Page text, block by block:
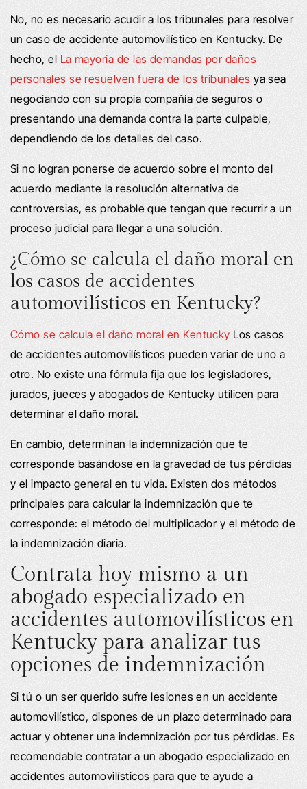
No, no es necesario acudir a los tribunales para resolver
un caso de accidente automovilístico en Kentucky. De
hecho, el La mayoría de las demandas por daños
personales se resuelven fuera de los tribunales ya sea
negociando con su propia compañía de seguros o
presentando una demanda contra la parte culpable,
dependiendo de los detalles del caso.
Si no logran ponerse de acuerdo sobre el monto del
acuerdo mediante la resolución alternativa de
controversias, es probable que tengan que recurrir a un
proceso judicial para llegar a una solución.
¿Cómo se calcula el daño moral en
los casos de accidentes
automovilísticos en Kentucky?
Cómo se calcula el daño moral en Kentucky Los casos
de accidentes automovilísticos pueden variar de uno a
otro. No existe una fórmula fija que los legisladores,
jurados, jueces y abogados de Kentucky utilicen para
determinar el daño moral.
En cambio, determinan la indemnización que te
corresponde basándose en la gravedad de tus pérdidas
y el impacto general en tu vida. Existen dos métodos
principales para calcular la indemnización que te
corresponde: el método del multiplicador y el método de
la indemnización diaria.
Contrata hoy mismo a un
abogado especializado en
accidentes automovilísticos en
Kentucky para analizar tus
opciones de indemnización
Si tú o un ser querido sufre lesiones en un accidente
automovilístico, dispones de un plazo determinado para
actuar y obtener una indemnización por tus pérdidas. Es
recomendable contratar a un abogado especializado en
accidentes automovilísticos para que te ayude a